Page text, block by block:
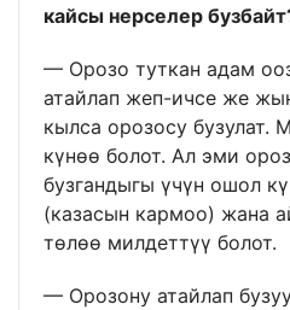
кайсы нерселер
— Орозо туткан адам
атайлап жеп-ичсе же
кылса орозосу бузулат.
күнөө болот. Ал эми
бузгандыгы үчүн ошол
(казасын кармоо) жана
төлөө милдеттүү болот.
— Орозону атайлап